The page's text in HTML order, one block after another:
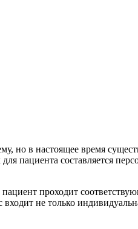
но в настоящее время
пациента составляется
проходит
не только